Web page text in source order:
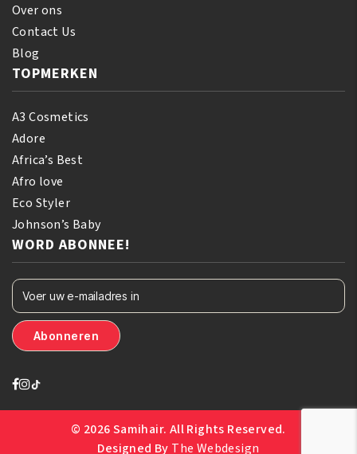
Over ons
Contact Us
Blog
TOPMERKEN
A3 Cosmetics
Adore
Africa’s Best
Afro love
Eco Styler
Johnson’s Baby
WORD ABONNEE!
© 2026 Samihair. All Rights Reserved.
Designed By The Webdesign